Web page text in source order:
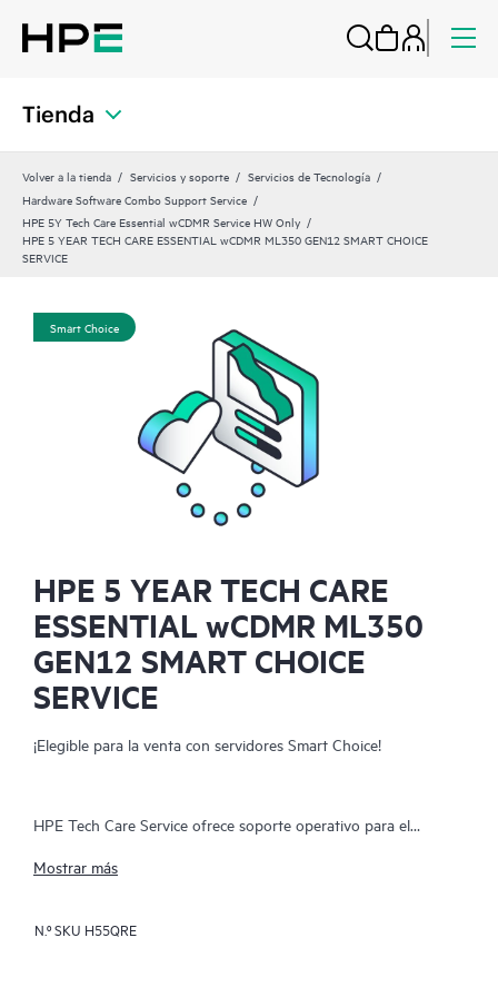
Tienda
Volver a la tienda Servicios y soporte
Servicios de Tecnología
Hardware Software Combo Support Service
HPE 5Y Tech Care Essential wCDMR Service HW Only
HPE 5 YEAR TECH CARE ESSENTIAL wCDMR ML350 GEN12 SMART CHOICE
SERVICE
Smart Choice
HPE 5 YEAR TECH CARE
ESSENTIAL wCDMR ML350
GEN12 SMART CHOICE
SERVICE
¡Elegible para la venta con servidores Smart Choice!
HPE Tech Care Service ofrece soporte operativo para el
Permite a los equipos de TI centrarse en el crecimiento
limitarse a abordar problemas de manera reactiva. El servicio
Mostrar más
N.º SKU H55QRE